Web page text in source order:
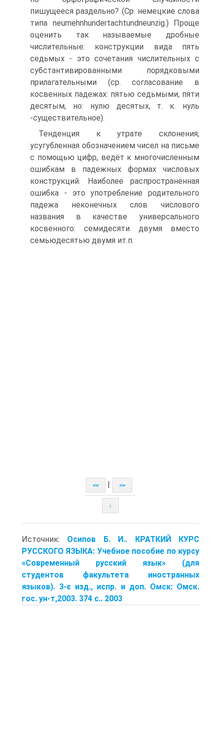
пишущееся раздельно? (Ср. немецкие слова
типа neumehnhundertachtundneunzig.) Проще
оценить так называемые дробные
числительные: конструкции вида пять
седьмых - это сочетания числительных с
субстантивированными порядковыми
прилагательными (ср. согласование в
косвенных падежах: пятью седьмыми, пяти
десятым, но: нулю десятых, т. к. нуль
-существительное).
Тенденция к утрате склонения,
усугубленная обозначением чисел на письме
с помощью цифр, ведёт к многочисленным
ошибкам в падежных формах числовых
конструкций. Наиболее распространённая
ошибка - это употребление родительного
падежа неконечных слов числового
названия в качестве универсального
косвенного: семидесяти двумя вместо
семьюдесятью двумя ит.п.
<< >>
↑
Источник: Осипов Б. И.. КРАТКИЙ КУРС
РУССКОГО ЯЗЫКА: Учебное пособие по курсу
«Современный русский язык» (для
студентов факультета иностранных
языков). 3-є изд., испр. и доп. Омск: Омск.
гос. ун-т,2003. 374 с.. 2003